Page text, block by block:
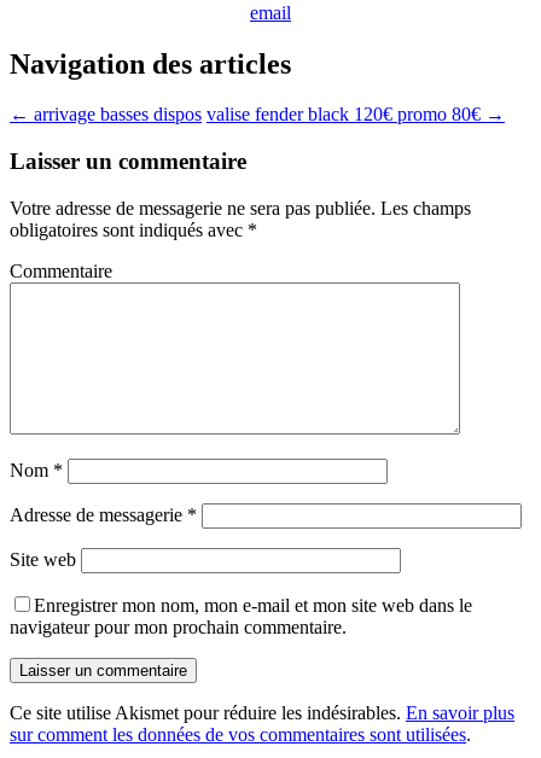
email
Navigation des articles
← arrivage basses dispos valise fender black 120€ promo 80€ →
Laisser un commentaire
Votre adresse de messagerie ne sera pas publiée. Les champs
obligatoires sont indiqués avec *
Commentaire
Nom *
Adresse de messagerie *
Site web
Enregistrer mon nom, mon e-mail et mon site web dans le
navigateur pour mon prochain commentaire.
Ce site utilise Akismet pour réduire les indésirables. En savoir plus
sur comment les données de vos commentaires sont utilisées.